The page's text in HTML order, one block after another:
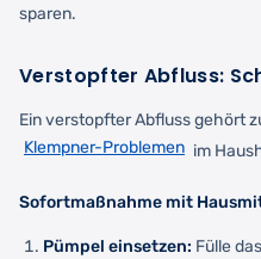
sparen.
Verstopfter Abfluss:
Ein verstopfter Abfluss gehört
Klempner-Problemen im
Sofortmaßnahme mit
Pümpel einsetzen: Fülle